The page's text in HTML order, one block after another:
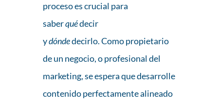
proceso es crucial para
saberquédecir
ydóndedecirlo. Como propietario
de un negocio, o profesional del
marketing, se espera que desarrolle
contenido perfectamente alineado